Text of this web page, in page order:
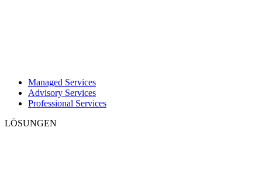
Managed Services
Advisory Services
Professional Services
LÖSUNGEN